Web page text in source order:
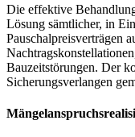
Die effektive
Lösung sämtlicher, in
Pauschalpreisverträgen
Bauzeitstörungen. Der
Sicherungsverlangen